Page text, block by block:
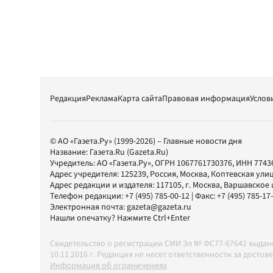
РедакцияРекламаКарта сайтаПравовая информация
© АО «Газета.Ру» (1999-2026) – Главные новости дня
Название: Газета.Ru (Gazeta.Ru)
Учредитель:АО «Газета.Ру», ОГРН 1067761730376, ИНН
Адрес учредителя: 125239, Россия, Москва, Коптевская
Адрес редакции и издателя: 117105, г. Москва, Варшавское
Телефон редакции:+7 (495) 785-00-12 | Факс:+7 (495) 785-
Электронная почта:gazeta@gazeta.ru
Нашли опечатку? Нажмите Ctrl+Enter
Свидетельство о регистрации СМИ Эл № ФС77-67642
10.11.2016 г. Редакция не несет ответственности за
Информация об ограничениях